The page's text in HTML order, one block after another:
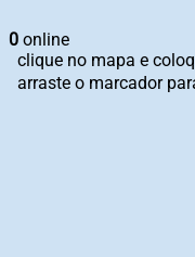
0 online
clique no mapa e
arraste o marcador